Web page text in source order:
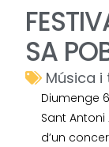
SA
Música
Diumenge 6
Sant
d’un